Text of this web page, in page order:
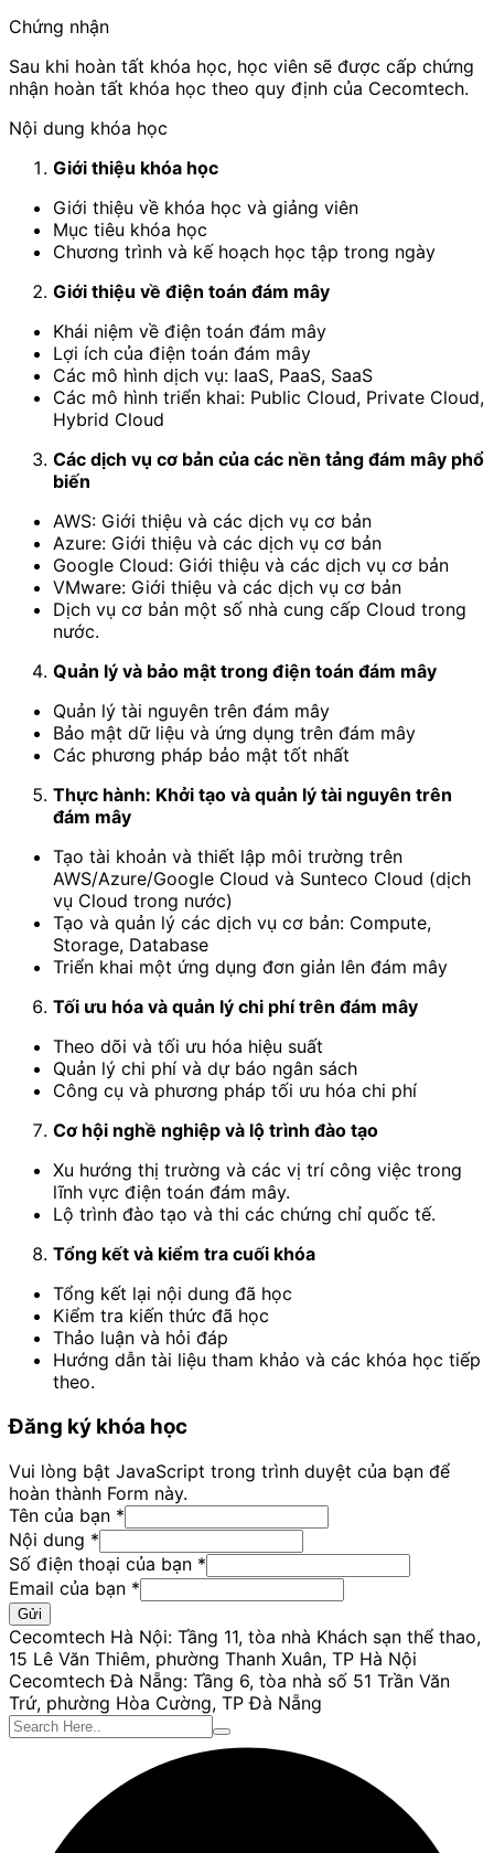
Chứng nhận
Sau khi hoàn tất khóa học, học viên sẽ được cấp chứng
nhận hoàn tất khóa học theo quy định của Cecomtech.
Nội dung khóa học
Giới thiệu khóa học
Giới thiệu về khóa học và giảng viên
Mục tiêu khóa học
Chương trình và kế hoạch học tập trong ngày
Giới thiệu về điện toán đám mây
Khái niệm về điện toán đám mây
Lợi ích của điện toán đám mây
Các mô hình dịch vụ: IaaS, PaaS, SaaS
Các mô hình triển khai: Public Cloud, Private Cloud,
Hybrid Cloud
Các dịch vụ cơ bản của các nền tảng đám mây phổ
biến
AWS: Giới thiệu và các dịch vụ cơ bản
Azure: Giới thiệu và các dịch vụ cơ bản
Google Cloud: Giới thiệu và các dịch vụ cơ bản
VMware: Giới thiệu và các dịch vụ cơ bản
Dịch vụ cơ bản một số nhà cung cấp Cloud trong
nước.
Quản lý và bảo mật trong điện toán đám mây
Quản lý tài nguyên trên đám mây
Bảo mật dữ liệu và ứng dụng trên đám mây
Các phương pháp bảo mật tốt nhất
Thực hành: Khởi tạo và quản lý tài nguyên trên
đám mây
Tạo tài khoản và thiết lập môi trường trên
AWS/Azure/Google Cloud và Sunteco Cloud (dịch
vụ Cloud trong nước)
Tạo và quản lý các dịch vụ cơ bản: Compute,
Storage, Database
Triển khai một ứng dụng đơn giản lên đám mây
Tối ưu hóa và quản lý chi phí trên đám mây
Theo dõi và tối ưu hóa hiệu suất
Quản lý chi phí và dự báo ngân sách
Công cụ và phương pháp tối ưu hóa chi phí
Cơ hội nghề nghiệp và lộ trình đào tạo
Xu hướng thị trường và các vị trí công việc trong
lĩnh vực điện toán đám mây.
Lộ trình đào tạo và thi các chứng chỉ quốc tế.
Tổng kết và kiểm tra cuối khóa
Tổng kết lại nội dung đã học
Kiểm tra kiến thức đã học
Thảo luận và hỏi đáp
Hướng dẫn tài liệu tham khảo và các khóa học tiếp
theo.
Đăng ký khóa học
Vui lòng bật JavaScript trong trình duyệt của bạn để
hoàn thành Form này.
Tên của bạn *
Nội dung *
Tên
bạn
của
Số điện thoại của bạn *
Email của bạn *
Gửi
Cecomtech Hà Nội: Tầng 11, tòa nhà Khách sạn thể thao,
15 Lê Văn Thiêm, phường Thanh Xuân, TP Hà Nội
Cecomtech Đà Nẵng: Tầng 6, tòa nhà số 51 Trần Văn
Trứ, phường Hòa Cường, TP Đà Nẵng